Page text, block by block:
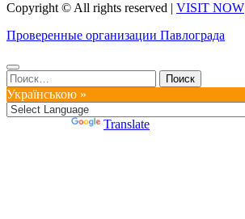
Copyright © All rights reserved | VISIT NOW
Проверенные организации Павлограда
Найти:
Українською »
Translate